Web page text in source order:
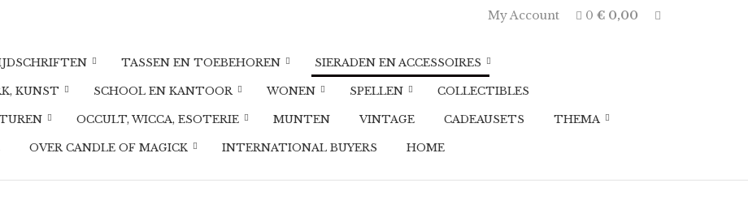
My Account 0 € 0,00
TASSEN EN TOEBEHOREN SIERADEN EN ACCESSOIRES
KUNST SCHOOL EN KANTOOR WONEN SPELLEN COLLECTIBLES
OCCULT, WICCA, ESOTERIE MUNTEN VINTAGE CADEAUSETS THEMA
OVER CANDLE OF MAGICK INTERNATIONAL BUYERS HOME